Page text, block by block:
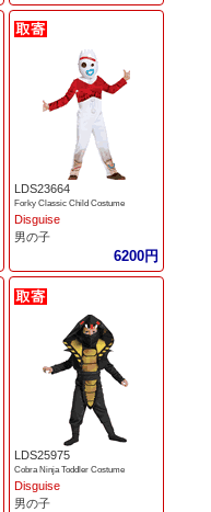
LDS23664
Forky Classic Child Costume
Disguise
男の子
6200円
LDS25975
Cobra Ninja Toddler Costume
Disguise
男の子